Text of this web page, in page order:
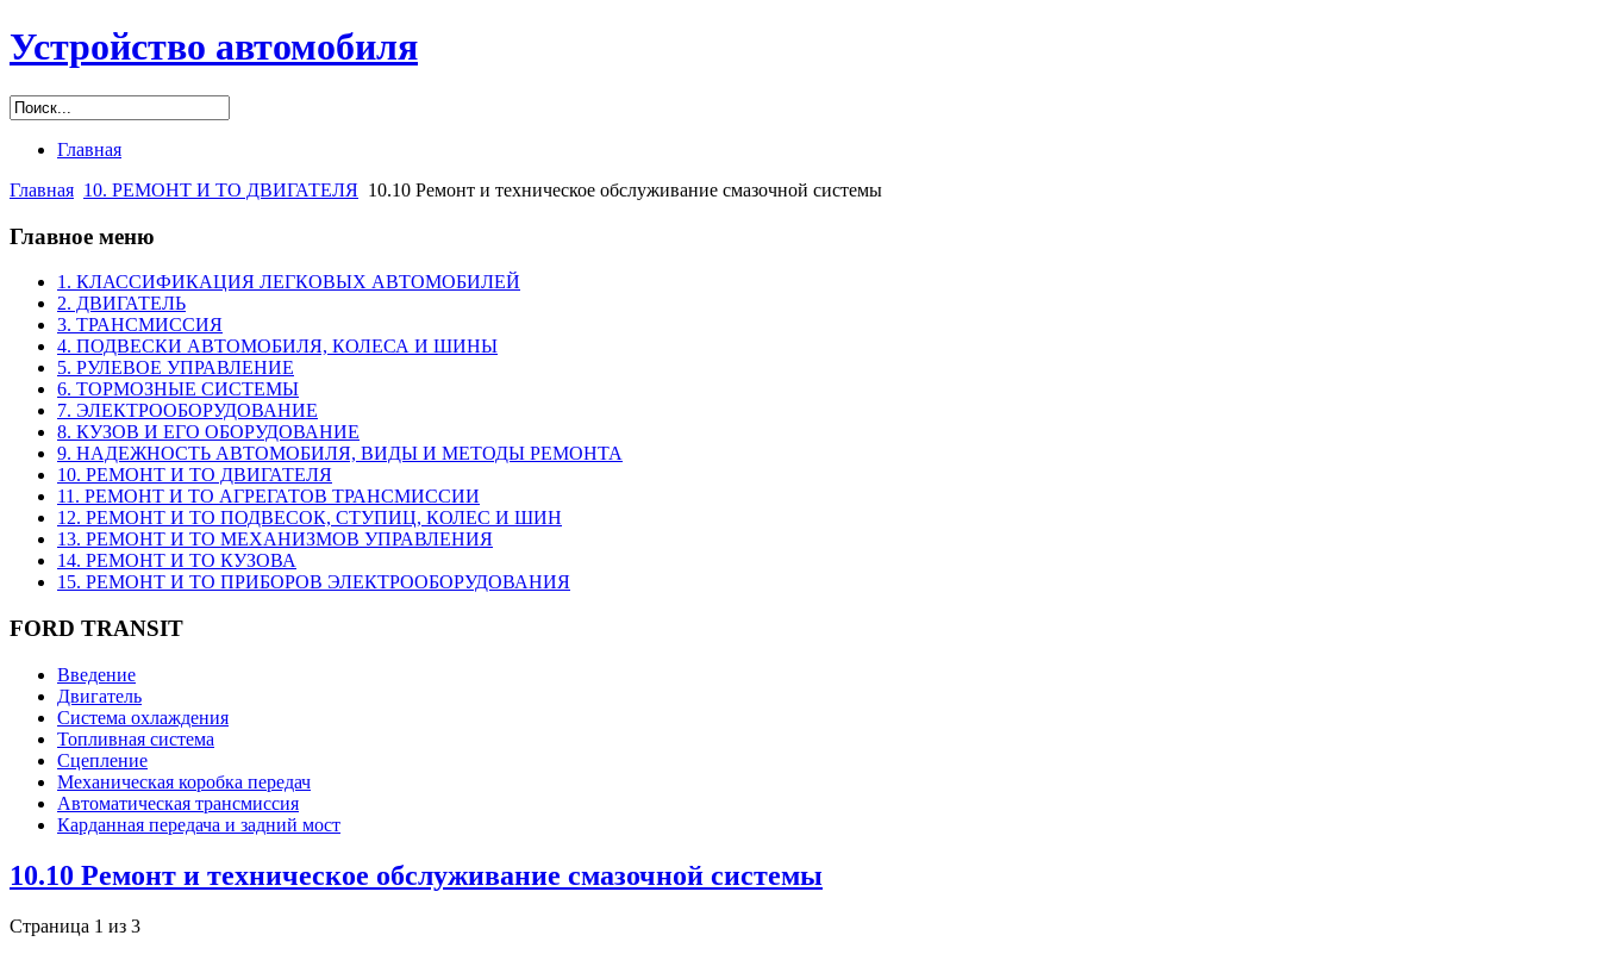
Устройство автомобиля
Главная
Главная 10. РЕМОНТ И ТО ДВИГАТЕЛЯ 10.10 Ремонт и техническое обслуживание смазочной системы
Главное меню
1. КЛАССИФИКАЦИЯ ЛЕГКОВЫХ АВТОМОБИЛЕЙ
2. ДВИГАТЕЛЬ
3. ТРАНСМИССИЯ
4. ПОДВЕСКИ АВТОМОБИЛЯ, КОЛЕСА И ШИНЫ
5. РУЛЕВОЕ УПРАВЛЕНИЕ
6. ТОРМОЗНЫЕ СИСТЕМЫ
7. ЭЛЕКТРООБОРУДОВАНИЕ
8. КУЗОВ И ЕГО ОБОРУДОВАНИЕ
9. НАДЕЖНОСТЬ АВТОМОБИЛЯ, ВИДЫ И МЕТОДЫ РЕМОНТА
10. РЕМОНТ И ТО ДВИГАТЕЛЯ
11. РЕМОНТ И ТО АГРЕГАТОВ ТРАНСМИССИИ
12. РЕМОНТ И ТО ПОДВЕСОК, СТУПИЦ, КОЛЕС И ШИН
13. РЕМОНТ И ТО МЕХАНИЗМОВ УПРАВЛЕНИЯ
14. РЕМОНТ И ТО КУЗОВА
15. РЕМОНТ И ТО ПРИБОРОВ ЭЛЕКТРООБОРУДОВАНИЯ
FORD TRANSIT
Введение
Двигатель
Система охлаждения
Топливная система
Сцепление
Механическая коробка передач
Автоматическая трансмиссия
Карданная передача и задний мост
10.10 Ремонт и техническое обслуживание смазочной системы
Страница 1 из 3